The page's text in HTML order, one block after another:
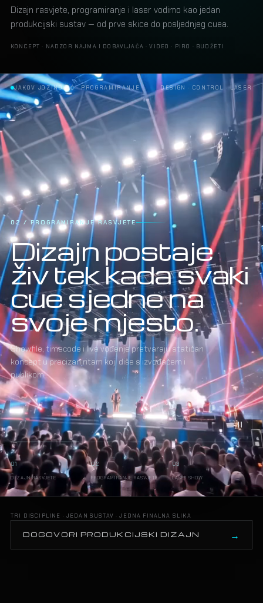
Dizajn rasvjete, programiranje i laser vodimo kao jedan
produkcijski sustav — od prve skice do posljednjeg cuea.
KONCEPT · NADZOR NAJMA I DOBAVLJAČA · VIDEO · PIRO · BUDŽETI
ALEKSANDRA PRIJOVIĆ · LASER SHOW DESIGN · CONTROL · LASER
03 / LASER SHOW
Laser ne
dodajemo na
sliku.
Ugrađujemo
ga u nju.
Smjerovi, geometrija, boja i sigurnosne zone
programirani su kao sastavni dio iste scenografije,
glazbe i svjetla.
01
DIZAJN RASVJETE
02
PROGRAMIRANJE RASVJETE
03
LASER SHOW
TRI DISCIPLINE · JEDAN SUSTAV · JEDNA FINALNA SLIKA
DOGOVORI PRODUKCIJSKI DIZAJN